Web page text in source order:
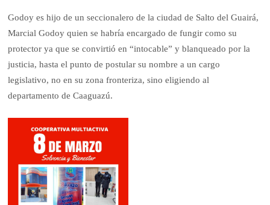
Godoy es hijo de un seccionalero de la ciudad de Salto del Guairá,
Marcial Godoy quien se habría encargado de fungir como su
protector ya que se convirtió en “intocable” y blanqueado por la
justicia, hasta el punto de postular su nombre a un cargo
legislativo, no en su zona fronteriza, sino eligiendo al
departamento de Caaguazú.